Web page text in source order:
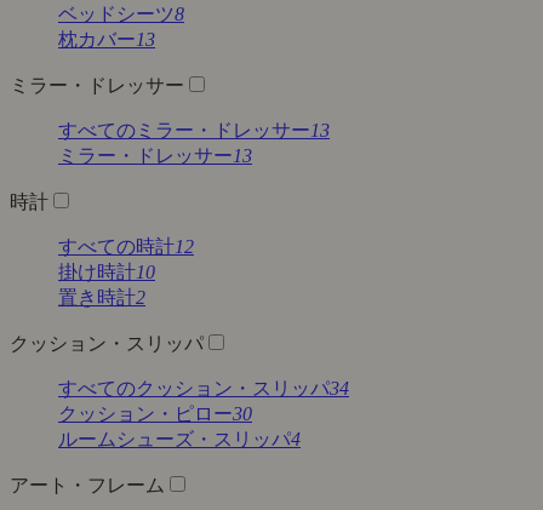
ベッドシーツ8
枕カバー13
ミラー・ドレッサー
すべてのミラー・ドレッサー13
ミラー・ドレッサー13
時計
すべての時計12
掛け時計10
置き時計2
クッション・スリッパ
すべてのクッション・スリッパ34
クッション・ピロー30
ルームシューズ・スリッパ4
アート・フレーム